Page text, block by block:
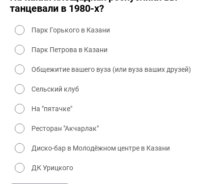
танцевали в 1980-х?
Парк Горького в Казани
Парк Петрова в Казани
Общежитие вашего вуза (или вуза ваших друзей)
Сельский клуб
На "пятачке"
Ресторан "Акчарлак"
Диско-бар в Молодёжном центре в Казани
ДК Урицкого